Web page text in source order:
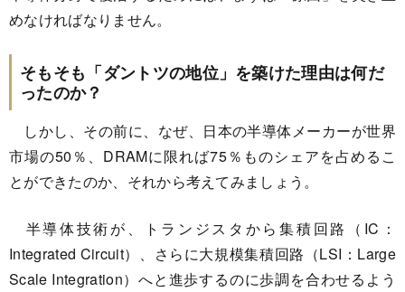
めなければなりません。
そもそも「ダントツの地位」を築けた理由は何だ
ったのか？
しかし、その前に、なぜ、日本の半導体メーカーが世界
市場の50％、DRAMに限れば75％ものシェアを占めるこ
とができたのか、それから考えてみましょう。
半導体技術が、トランジスタから集積回路（IC：
Integrated Circuit）、さらに大規模集積回路（LSI：Large
Scale Integration）へと進歩するのに歩調を合わせるよう